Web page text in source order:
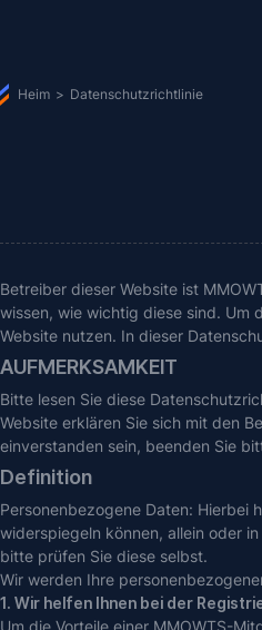
Heim > Datenschutzrichtlinie
Betreiber dieser Website ist
wissen, wie wichtig diese sind. Um
Website nutzen. In dieser
AUFMERKSAMKEIT
Bitte lesen Sie diese
Website erklären Sie sich mit den
einverstanden sein, beenden Sie
Definition
Personenbezogene Daten: Hierbei
widerspiegeln können, allein oder
bitte prüfen Sie diese selbst.
Wir werden Ihre
1. Wir helfen Ihnen bei der
Um die Vorteile einer MMOWTS-